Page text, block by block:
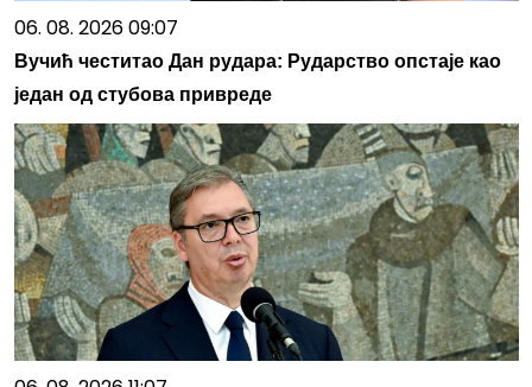
06. 08. 2026 09:07
Вучић честитао Дан рудара: Рударство опстаје као
један од стубова привреде